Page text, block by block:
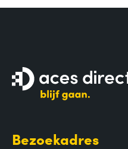
Bezoekadres